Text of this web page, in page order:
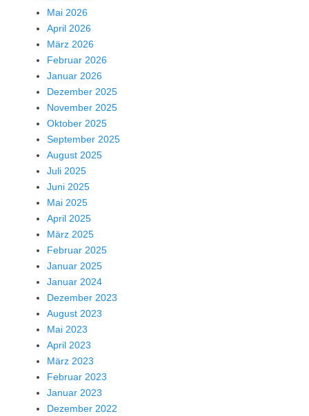
Mai 2026
April 2026
März 2026
Februar 2026
Januar 2026
Dezember 2025
November 2025
Oktober 2025
September 2025
August 2025
Juli 2025
Juni 2025
Mai 2025
April 2025
März 2025
Februar 2025
Januar 2025
Januar 2024
Dezember 2023
August 2023
Mai 2023
April 2023
März 2023
Februar 2023
Januar 2023
Dezember 2022